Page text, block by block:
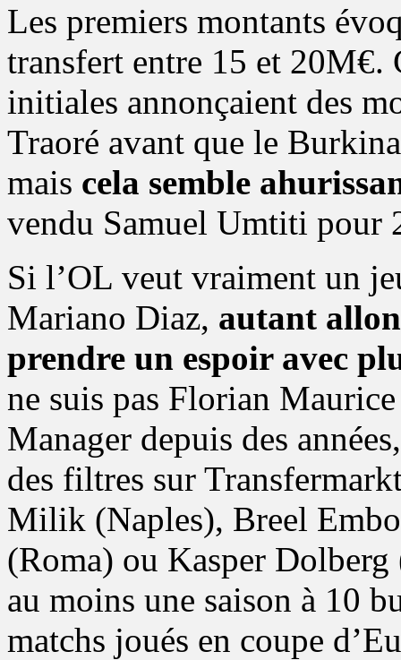
Les premiers montants
transfert entre 15 et 20M€.
initiales annonçaient des
Traoré avant que le
mais cela semble
vendu Samuel Umtiti pour
Si l’OL veut vraiment un
Mariano Diaz, autant
prendre un espoir avec
ne suis pas Florian
Manager depuis des
des filtres sur
Milik (Naples), Breel
(Roma) ou Kasper
au moins une saison à 10
matchs joués en coupe